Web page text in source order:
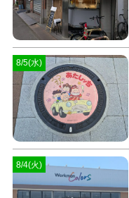
8/5(水)
8/4(火)